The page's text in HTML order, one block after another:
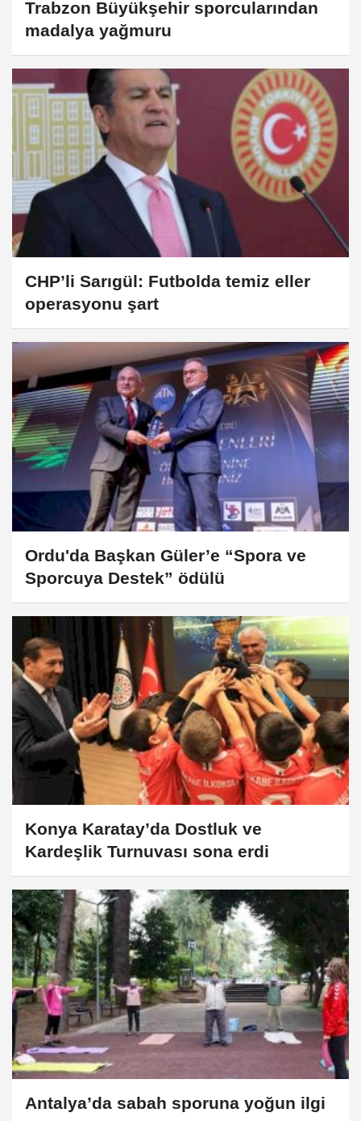
Trabzon Büyükşehir sporcularından
madalya yağmuru
CHP’li Sarıgül: Futbolda temiz eller
operasyonu şart
Ordu'da Başkan Güler’e “Spora ve
Sporcuya Destek” ödülü
Konya Karatay’da Dostluk ve
Kardeşlik Turnuvası sona erdi
Antalya’da sabah sporuna yoğun ilgi